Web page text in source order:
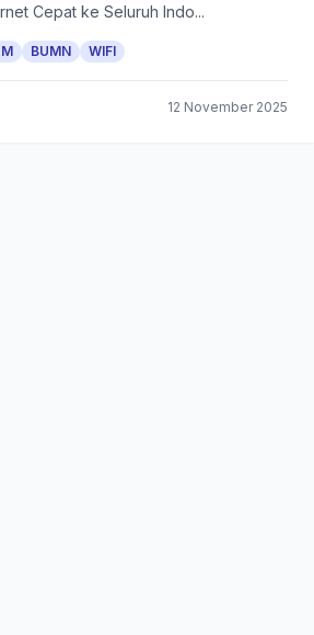
Cepat ke Seluruh Indo...
BUMN WIFI
12 November 2025